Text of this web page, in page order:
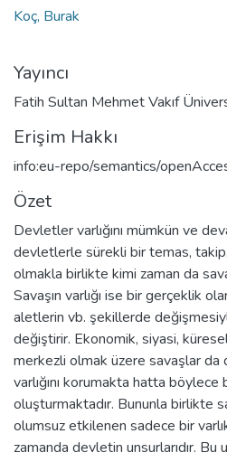
Koç, Burak
Yayıncı
Fatih Sultan Mehmet Vakıf
Erişim Hakkı
info:eu-repo/semantics/
Özet
Devletler varlığını mümkün ve
devletlerle sürekli bir temas,
olmakla birlikte kimi zaman da
Savaşın varlığı ise bir gerçeklik
aletlerin vb. şekillerde
değiştirir. Ekonomik, siyasi,
merkezli olmak üzere savaşlar
varlığını korumakta hatta
oluşturmaktadır. Bununla birlikte
olumsuz etkilenen sadece bir
zamanda devletin unsurlarıdır. Bu